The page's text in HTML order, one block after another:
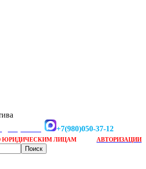
+7(980)050-37-12
ЮРИДИЧЕСКИМ ЛИЦАМ АВТОРИЗАЦИИ